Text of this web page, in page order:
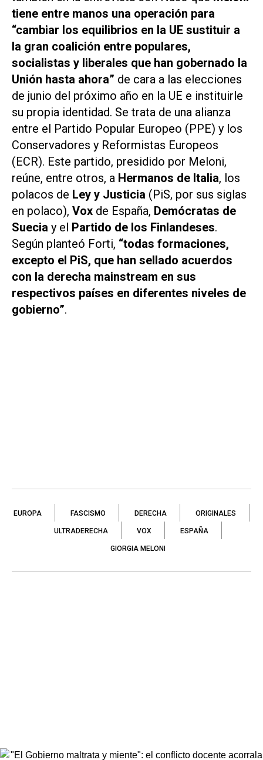
tiene entre manos una operación para
“cambiar los equilibrios en la UE sustituir a
la gran coalición entre populares,
socialistas y liberales que han gobernado la
Unión hasta ahora” de cara a las elecciones
de junio del próximo año en la UE e instituirle
su propia identidad. Se trata de una alianza
entre el Partido Popular Europeo (PPE) y los
Conservadores y Reformistas Europeos
(ECR). Este partido, presidido por Meloni,
reúne, entre otros, a Hermanos de Italia, los
polacos de Ley y Justicia (PiS, por sus siglas
en polaco), Vox de España, Demócratas de
Suecia y el Partido de los Finlandeses.
Según planteó Forti, “todas formaciones,
excepto el PiS, que han sellado acuerdos
con la derecha mainstream en sus
respectivos países en diferentes niveles de
gobierno”.
EUROPA FASCISMO DERECHA ORIGINALES
ULTRADERECHA VOX ESPAÑA
GIORGIA MELONI